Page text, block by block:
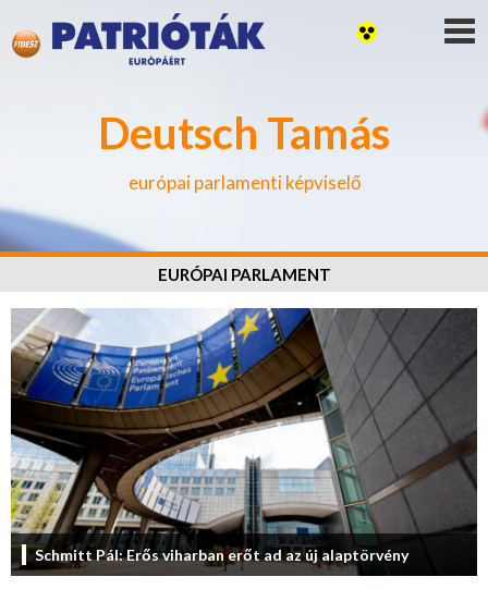
Deutsch Tamás
európai parlamenti képviselő
EURÓPAI PARLAMENT
Schmitt Pál: Erős viharban erőt ad az új alaptörvény